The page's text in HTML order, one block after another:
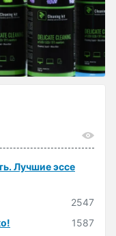
Лучшие эссе
2547
1587